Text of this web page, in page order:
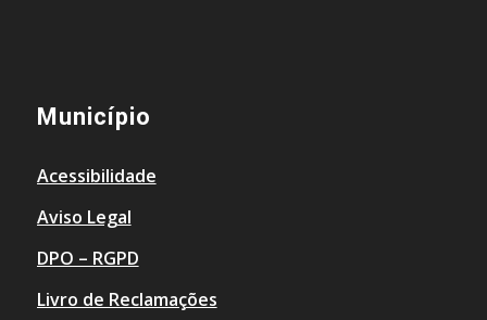
Município
Acessibilidade
Aviso Legal
DPO – RGPD
Livro de Reclamações